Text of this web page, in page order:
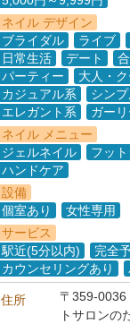
ネイル デザイン
ブライダル
ライブ
日常生活
デート
パーティー
大人・
カジュアル系
シン
エレガント系
ガー
ネイル メニュー
ジェルネイル
フッ
ハンドケア
設備
個室あり
女性専用
サービス
駅近(5分以内)
完全
カウンセリングあり
住所
〒359-
トサロンの